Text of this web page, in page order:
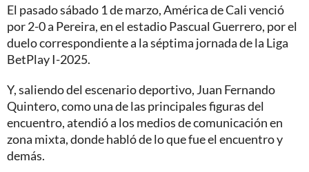
El pasado sábado 1 de marzo, América de Cali venció
por 2-0 a Pereira, en el estadio Pascual Guerrero, por el
duelo correspondiente a la séptima jornada de la Liga
BetPlay I-2025.
Y, saliendo del escenario deportivo, Juan Fernando
Quintero, como una de las principales figuras del
encuentro, atendió a los medios de comunicación en
zona mixta, donde habló de lo que fue el encuentro y
demás.